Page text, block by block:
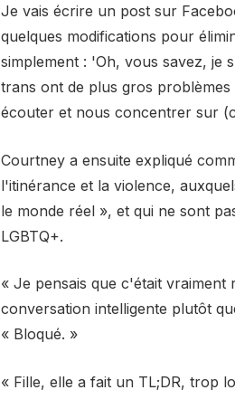
Je vais écrire un post sur
quelques modifications pour
simplement : 'Oh, vous savez, je
trans ont de plus gros
écouter et nous concentrer sur
Courtney a ensuite expliqué
l'itinérance et la violence,
le monde réel », et qui ne sont
LGBTQ+.
« Je pensais que c'était vraiment
conversation intelligente plutôt
« Bloqué. »
« Fille, elle a fait un TL;DR, trop